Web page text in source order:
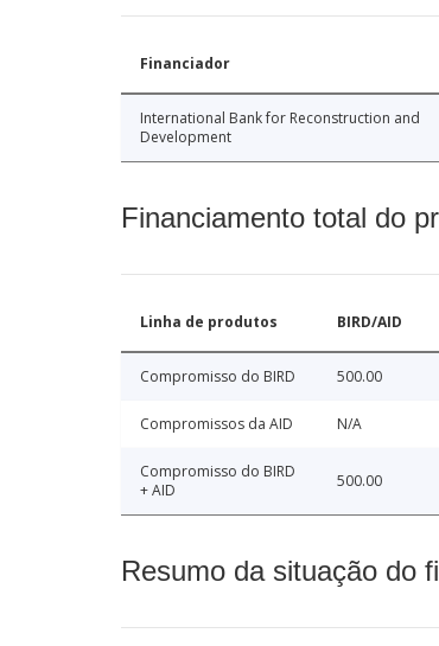
Financiador
International Bank for Reconstruction and
Development
Financiamento total do
Linha de produtos BIRD/AID
Compromisso do BIRD 500.00
Compromissos da AID N/A
Compromisso do BIRD
+ AID
500.00
Resumo da situação do